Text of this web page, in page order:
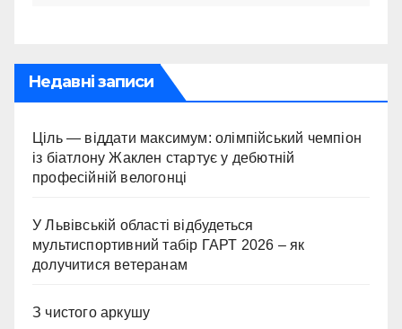
Недавні записи
Ціль — віддати максимум: олімпійський чемпіон
із біатлону Жаклен стартує у дебютній
професійній велогонці
У Львівській області відбудеться
мультиспортивний табір ГАРТ 2026 – як
долучитися ветеранам
З чистого аркушу